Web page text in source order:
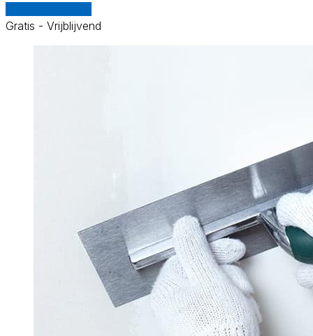
Gratis - Vrijblijvend